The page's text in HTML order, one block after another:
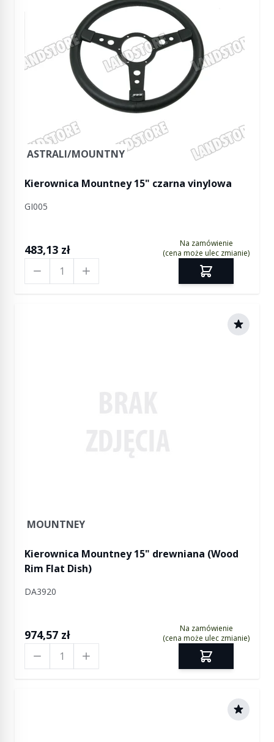
ASTRALI/MOUNTNY
Kierownica Mountney 15" czarna vinylowa
GI005
483,13 zł
Na zamówienie
(cena może ulec zmianie)
MOUNTNEY
Kierownica Mountney 15" drewniana (Wood
Rim Flat Dish)
DA3920
974,57 zł
Na zamówienie
(cena może ulec zmianie)